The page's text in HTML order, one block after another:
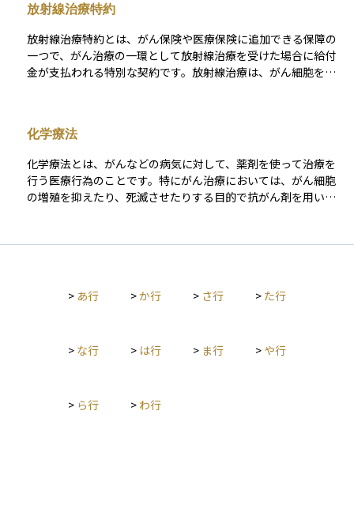
可能にします。特約は自由度が高い反面、内容や適用条件が複
雑になることもあるため、契約時にはその内容を正確に理解し
ておくことが重要です。資産運用や保険設計においては、特約
の有無によって将来のリスク対応力やコスト負担が大きく変わ
る可能性があるため、戦略的に選ぶべき要素のひとつです。
放射線治療特約
放射線治療特約とは、がん保険や医療保険に追加できる保障の
一つで、がん治療の一環として放射線治療を受けた場合に給付
金が支払われる特別な契約です。放射線治療は、がん細胞を死
定の条件を満たす放射線治療を受けた際に、一定額の給付金が
支給される仕組みです。治療は数回から数十回に及ぶこともあ
り、経済的な負担を軽減する目的で利用されます。 保障内容や
給付回数に制限がある場合もあるため、契約内容をよく確認す
ることが大切です。
化学療法
化学療法とは、がんなどの病気に対して、薬剤を使って治療を
行う医療行為のことです。特にがん治療においては、がん細胞
の増殖を抑えたり、死滅させたりする目的で抗がん剤を用いる
徴です。手術や放射線治療が局所的な治療であるのに対し、化
を与えるため、副作用が出ることがあります。患者一人ひとり
> あ行 >か行 > さ行 > た行
> な行 > は行 > ま行 > や行
> ら行 > わ行